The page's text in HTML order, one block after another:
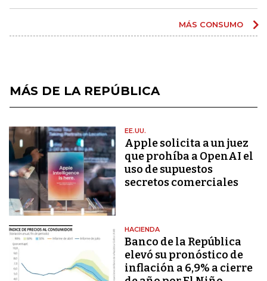
MÁS CONSUMO
MÁS DE LA REPÚBLICA
EE.UU.
Apple solicita a un juez
que prohíba a OpenAI el
uso de supuestos
secretos comerciales
HACIENDA
Banco de la República
elevó su pronóstico de
inflación a 6,9% a cierre